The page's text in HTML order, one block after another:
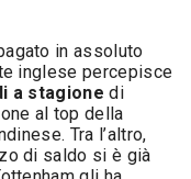
in assoluto
inglese percepisce
a stagione di
al top della
Tra l’altro,
di saldo si è già